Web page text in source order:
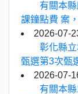
有關本
課鐘點費 案
2026-07-
彰化縣
甄選第3次甄
2026-07-
有關本